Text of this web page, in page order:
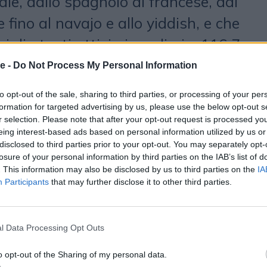
- Do Not Process My Personal Information
opt-out of the sale, sharing to third parties, or processing of your
for targeted advertising by us, please use the below opt-out
selection. Please note that after your opt-out request is processed
interest-based ads based on personal information utilized by us
to third parties prior to your opt-out. You may separately
of your personal information by third parties on the IAB’s list of
This information may also be disclosed by us to third parties on the
Participants that may further disclose it to other third parties.
Data Processing Opt Outs
opt-out of the Sharing of my personal data.
fino al navajo e allo yiddish, e che
di utenti attivi giornalieri e 116,7
a livello globale. L’app è
Freemium ed offre quindi
base con possibilità di
Premium a pagamento.
proattivo e reattivo - spiega
è utilizzata da una
età, mai è chiaro che puntando
sul fatto che poi la
raggiunga e contagi anche
compresi”. L’app funziona